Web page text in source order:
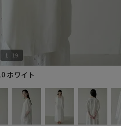
ホワイト
1 | 19